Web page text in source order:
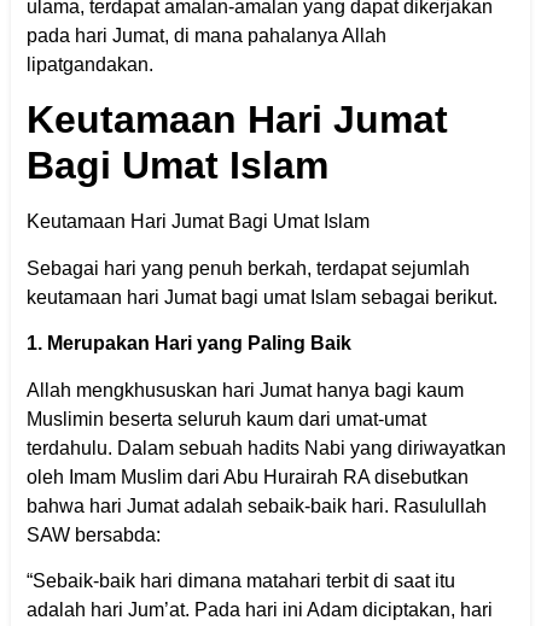
ulama, terdapat amalan-amalan yang dapat dikerjakan
pada hari Jumat, di mana pahalanya Allah
lipatgandakan.
Keutamaan Hari Jumat
Bagi Umat Islam
Keutamaan Hari Jumat Bagi Umat Islam
Sebagai hari yang penuh berkah, terdapat sejumlah
keutamaan hari Jumat bagi umat Islam sebagai berikut.
1. Merupakan Hari yang Paling Baik
Allah mengkhususkan hari Jumat hanya bagi kaum
Muslimin beserta seluruh kaum dari umat-umat
terdahulu. Dalam sebuah hadits Nabi yang diriwayatkan
oleh Imam Muslim dari Abu Hurairah RA disebutkan
bahwa hari Jumat adalah sebaik-baik hari. Rasulullah
SAW bersabda:
“Sebaik-baik hari dimana matahari terbit di saat itu
adalah hari Jum’at. Pada hari ini Adam diciptakan, hari